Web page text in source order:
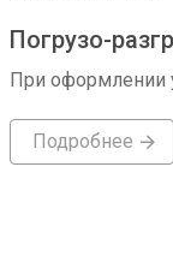
Погрузо-
При оформлении
Подробнее